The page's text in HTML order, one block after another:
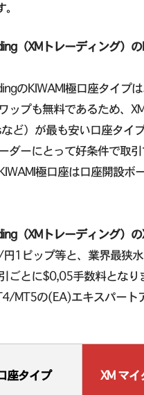
（XMトレーディング）
のKIWAMI極口座タイプ
ップも無料であるため、
ど）が最も安い口座タイ
ダーにとって好条件で取
極口座は口座開設ボ
（XMトレーディング）
1ピップ等と、業界最狭
ごとに$0,05手数料となり
MT5の(EA)エキスパート
座タイプ XM マ